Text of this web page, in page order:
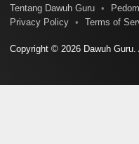
Tentang Dawuh Guru
Privacy Policy
Terms of
Copyright © 2026 Dawuh Guru.